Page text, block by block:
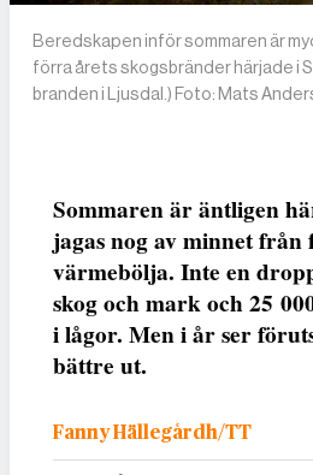
Beredskapen inför sommaren är
förra årets skogsbränder härjade i
branden i Ljusdal.) Foto: Mats
Sommaren är äntligen
jagas nog av minnet
värmebölja. Inte en
skog och mark och 25
i lågor. Men i år ser
bättre ut.
Fanny Hällegårdh/TT